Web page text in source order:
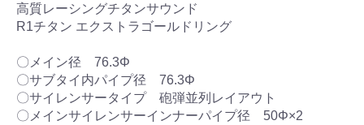
高質レーシングチタンサウンド
R1チタン エクストラゴールドリング
〇メイン径 76.3Φ
〇サブタイ内パイプ径 76.3Φ
〇サイレンサータイプ 砲弾並列レイアウト
〇メインサイレンサーインナーパイプ径 50Φ×2